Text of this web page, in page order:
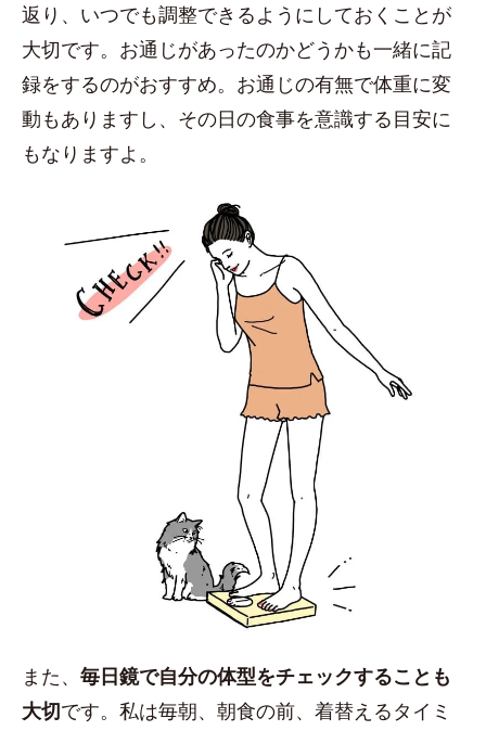
返り、いつでも調整できるようにしておくことが
大切です。お通じがあったのかどうかも一緒に記
録をするのがおすすめ。お通じの有無で体重に変
動もありますし、その日の食事を意識する目安に
もなりますよ。
また、 毎日鏡で自分の体型をチェックすることも
大切です。私は毎朝、朝食の前、着替えるタイミ